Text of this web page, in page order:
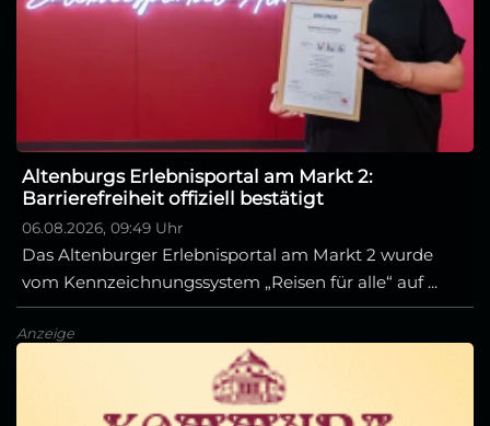
Altenburgs Erlebnisportal am Markt 2:
Barrierefreiheit offiziell bestätigt
06.08.2026, 09:49 Uhr
Das Altenburger Erlebnisportal am Markt 2 wurde
vom Kennzeichnungssystem „Reisen für alle“ auf ...
Anzeige